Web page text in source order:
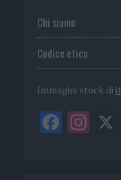
Chi siamo
Codice etico
Immagini stock di